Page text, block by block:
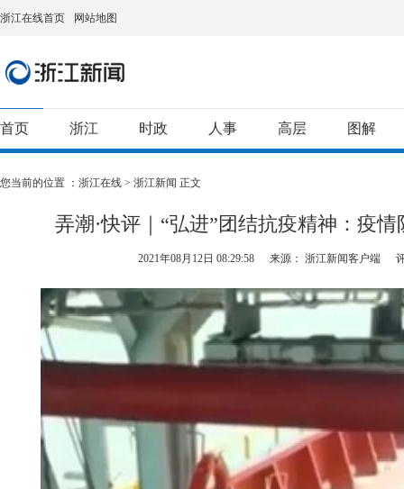
浙江在线首页 网站地图
首页 浙江 时政 人事 高层 图解
您当前的位置 ： 浙江在线 > 浙江新闻 正文
弄潮·快评｜“弘进”团结抗疫精神：疫
2021年08月12日 08:29:58 来源： 浙江新闻客户端